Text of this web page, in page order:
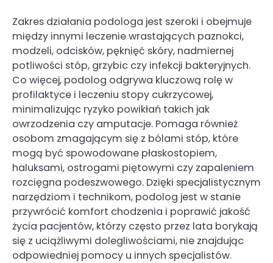
Zakres działania podologa jest szeroki i obejmuje
między innymi leczenie wrastających paznokci,
modzeli, odcisków, pęknięć skóry, nadmiernej
potliwości stóp, grzybic czy infekcji bakteryjnych.
Co więcej, podolog odgrywa kluczową rolę w
profilaktyce i leczeniu stopy cukrzycowej,
minimalizując ryzyko powikłań takich jak
owrzodzenia czy amputacje. Pomaga również
osobom zmagającym się z bólami stóp, które
mogą być spowodowane płaskostopiem,
haluksami, ostrogami piętowymi czy zapaleniem
rozcięgna podeszwowego. Dzięki specjalistycznym
narzędziom i technikom, podolog jest w stanie
przywrócić komfort chodzenia i poprawić jakość
życia pacjentów, którzy często przez lata borykają
się z uciążliwymi dolegliwościami, nie znajdując
odpowiedniej pomocy u innych specjalistów.